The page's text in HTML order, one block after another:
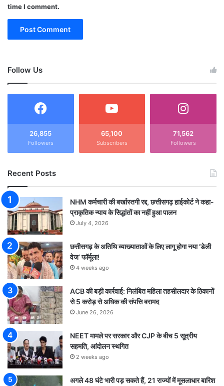
time I comment.
Follow Us
26,855
Followers
65,100
Subscribers
71,562
Followers
Recent Posts
NHM कर्मचारी की बर्खास्तगी रद्द, छत्तीसगढ़ हाईकोर्ट ने कहा-
प्राकृतिक न्याय के सिद्धांतों का नहीं हुआ पालन
July 4, 2026
छत्तीसगढ़ के अतिथि व्याख्याताओं के लिए लागू होगा नया ‘डेली
वेज’ फॉर्मूला!
4 weeks ago
ACB की बड़ी कार्रवाई: निलंबित महिला तहसीलदार के ठिकानों
से 5 करोड़ से अधिक की संपत्ति बरामद
June 26, 2026
NEET मामले पर सरकार और CJP के बीच 5 सूत्रीय
सहमति, आंदोलन स्थगित
2 weeks ago
अगले 48 घंटे भारी पड़ सकते हैं, 21 राज्यों में मूसलाधार बारिश